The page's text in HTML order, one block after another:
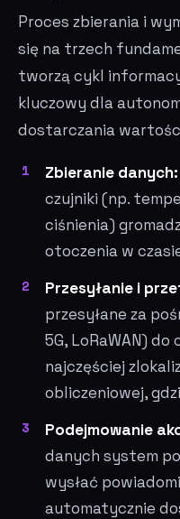
Proces zbierania i
się na trzech
tworzą cykl
kluczowy dla
dostarczania
Zbieranie danych:
czujniki (np.
ciśnienia)
otoczenia w
Przesyłanie i
przesyłane za
5G, LoRaWAN)
najczęściej
obliczeniowej,
Podejmowanie
danych system
wysłać
automatycznie